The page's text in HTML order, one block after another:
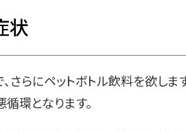
状
さらにペットボトル飲料を欲しま
環となります。